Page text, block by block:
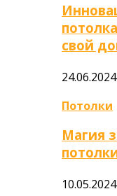
свой
24.06.2024
Потолки
Магия
10.05.2024